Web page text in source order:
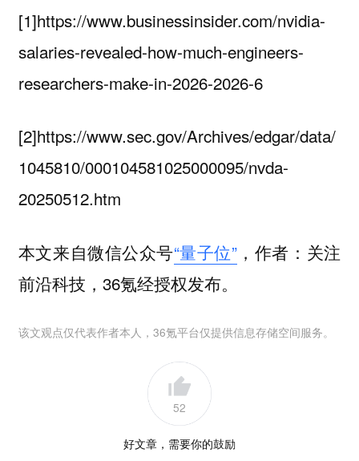
[1]https://www.businessinsider.com/nvidia-
salaries-revealed-how-much-engineers-
researchers-make-in-2026-2026-6
[2]https://www.sec.gov/Archives/edgar/data/
1045810/000104581025000095/nvda-
20250512.htm
本文来自微信公众号“量子位”，作者：关注
前沿科技，36氪经授权发布。
该文观点仅代表作者本人，36氪平台仅提供信息存储空间服务。
52
好文章，需要你的鼓励